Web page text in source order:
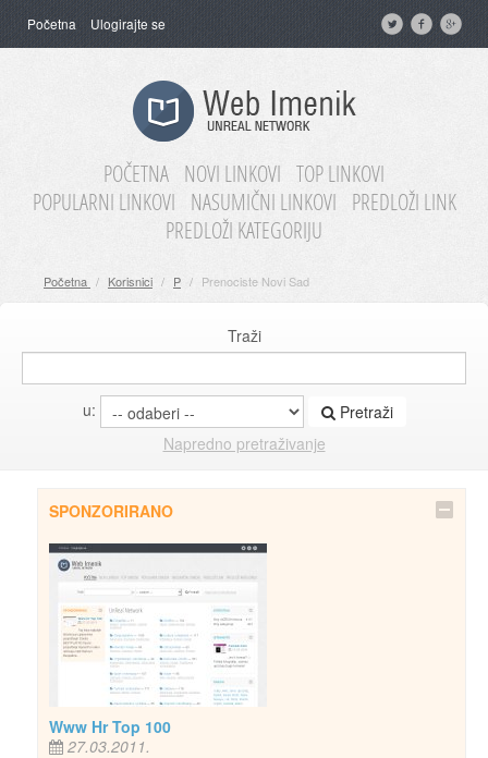
Početna Ulogirajte se
POČETNA NOVI LINKOVI TOP LINKOVI
POPULARNI LINKOVI
NASUMIČNI LINKOVI
PREDLOŽI LINK
PREDLOŽI KATEGORIJU
Početna / Korisnici / P / Prenociste Novi Sad
Traži
u:
Pretraži
Napredno pretraživanje
SPONZORIRANO
Www Hr Top 100
27.03.2011.